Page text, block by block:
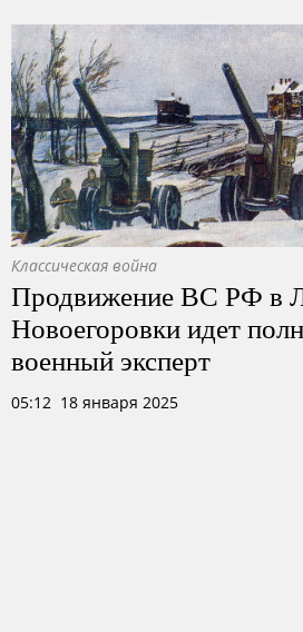
Классическая война
Продвижение ВС РФ в
Новоегоровки идет
военный эксперт
05:12 18 января 2025